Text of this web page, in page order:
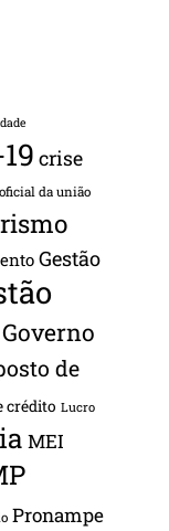
crise
da união
Gestão
Governo
de
crédito Lucro
MEI
Pronampe